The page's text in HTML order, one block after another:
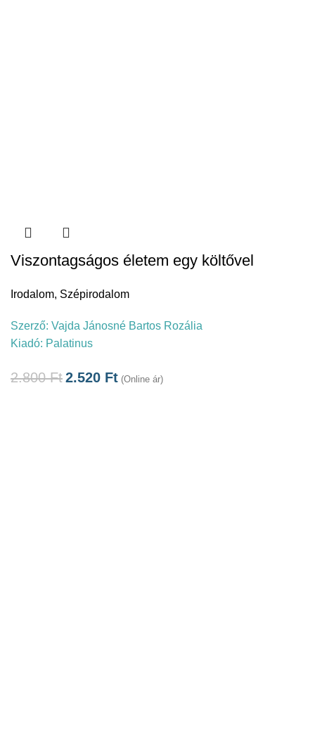
Viszontagságos életem egy költővel
Irodalom, Szépirodalom
Szerző: Vajda Jánosné Bartos Rozália
Kiadó: Palatinus
2.800Ft2.520 Ft (Online ár)